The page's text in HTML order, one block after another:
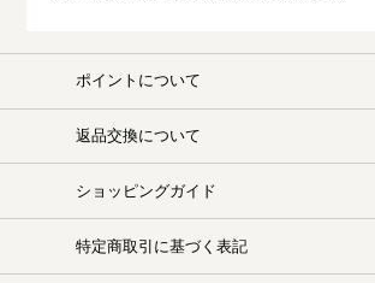
ポイントについて
返品交換について
ショッピングガイド
特定商取引に基づく表記